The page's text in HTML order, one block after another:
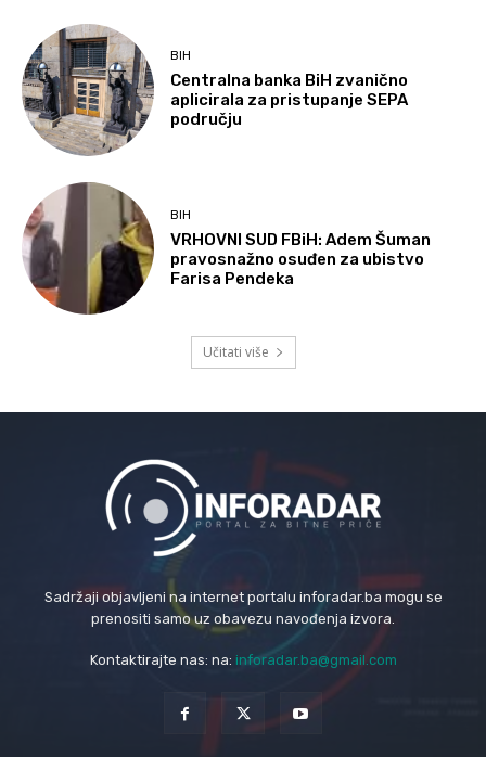
BIH
Centralna banka BiH zvanično
aplicirala za pristupanje SEPA
području
BIH
VRHOVNI SUD FBiH: Adem Šuman
pravosnažno osuđen za ubistvo
Farisa Pendeka
Učitati više
Sadržaji objavljeni na internet portalu inforadar.ba mogu se
prenositi samo uz obavezu navođenja izvora.
Kontaktirajte nas: na: inforadar.ba@gmail.com